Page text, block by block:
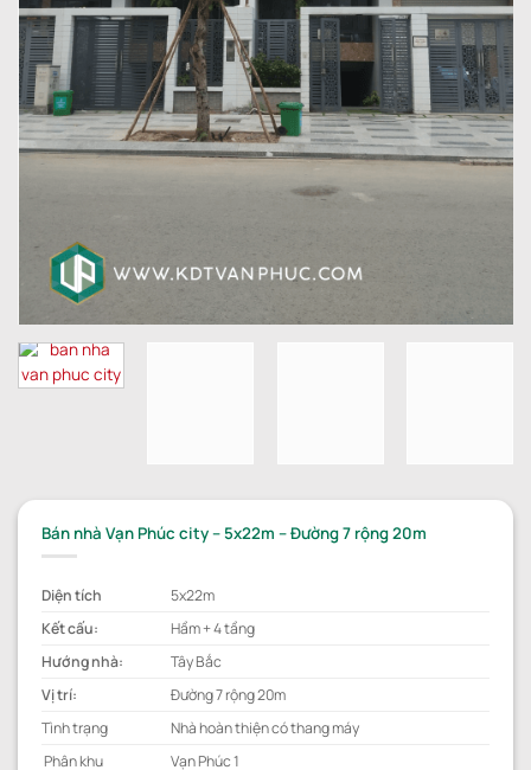
Bán nhà Vạn Phúc city – 5x22m – Đường 7 rộng 20m
Diện tích
5x22m
Kết cấu:
Hầm + 4 tầng
Hướng nhà:
Tây Bắc
Vị trí:
Đường 7 rộng 20m
Tình trạng
Nhà hoàn thiện có thang máy
Phân khu
Vạn Phúc 1